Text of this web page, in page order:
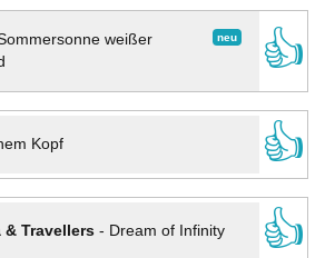
neu
weißer
👍
Kopf
👍
& Travellers- Dream of Infinity
👍